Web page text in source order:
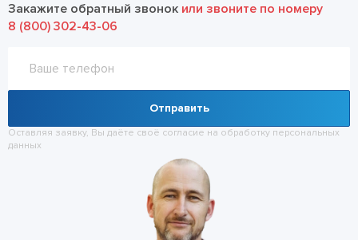
Закажите обратный звонок или звоните по номеру
8 (800) 302-43-06
Отправить
Оставляя заявку, Вы даёте своё согласие на обработку персональных
данных